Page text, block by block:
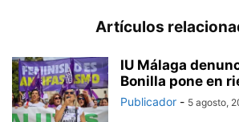
Artículos
IU Málaga
Bonilla pone en
Publicador - 5 agosto,